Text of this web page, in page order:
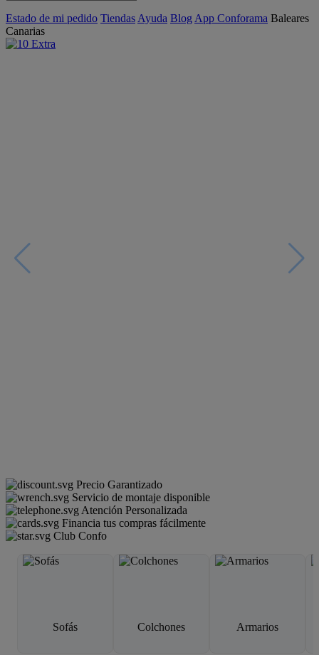
Estado de mi pedido Tiendas Ayuda Blog App Conforama Baleares
Canarias
Precio Garantizado
Servicio de montaje disponible
Atención Personalizada
Financia tus compras fácilmente
Club Confo
Sofás Colchones Armarios